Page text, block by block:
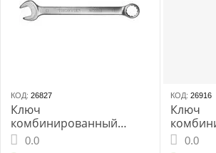
КОД: 26827
Ключ
комбинированный
THORVIK 19мм
0.0
КОД: 26916
Ключ
0.0